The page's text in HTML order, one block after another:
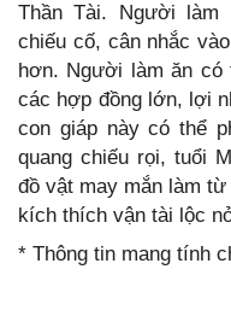
Thần Tài. Người
chiếu cố, cân nhắc
hơn. Người làm ăn
các hợp đồng lớn, lợi
con giáp này có thể
quang chiếu rọi, tuổi
đồ vật may mắn làm
kích thích vận tài lộc
* Thông tin mang tính